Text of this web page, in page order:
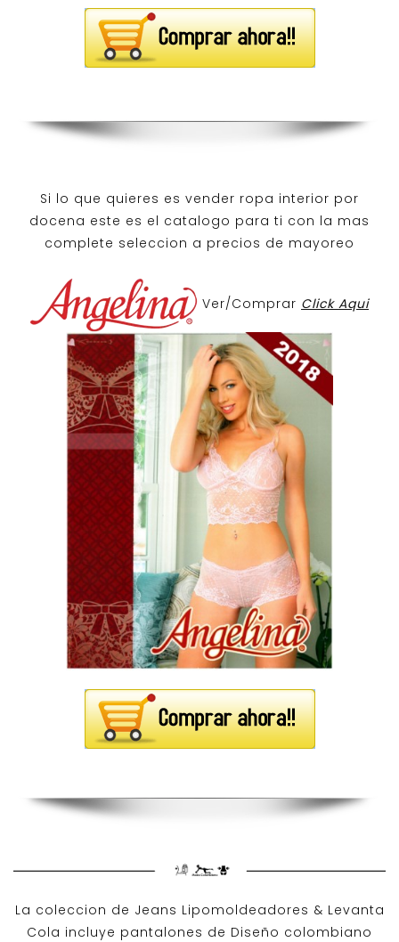
Si lo que quieres es vender ropa interior por
docena este es el catalogo para ti con la mas
complete seleccion a precios de mayoreo
Ver/Comprar Click Aqui
La coleccion de Jeans Lipomoldeadores & Levanta
Cola incluye pantalones de Diseño colombiano